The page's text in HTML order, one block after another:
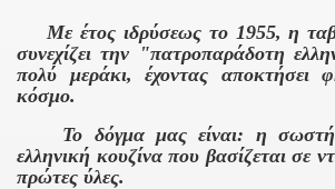
Με έτος ιδρύσεως το 1955, η
συνεχίζει την "πατροπαράδοτη
πολύ μεράκι, έχοντας αποκτήσει
κόσμο.
Το δόγμα μας είναι: η σωστή
ελληνική κουζίνα που βασίζεται σε
πρώτες ύλες.